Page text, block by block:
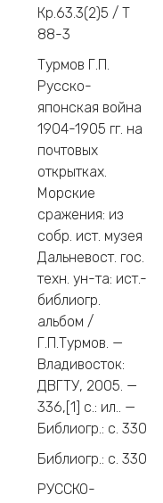
Кр.63.3(2)5 / Т
88-3
Турмов Г.П.
Русско-
японская война
1904-1905 гг. на
почтовых
открытках.
Морские
сражения: из
собр. ист. музея
Дальневост. гос.
техн. ун-та: ист.-
библиогр.
альбом /
Г.П.Турмов. —
Владивосток:
ДВГТУ, 2005. —
336,[1] c.: ил.. —
Библиогр.: с. 330
Библиогр.: с. 330
РУССКО-